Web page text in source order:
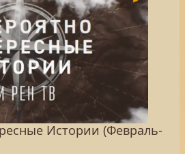
Истории (Февраль-